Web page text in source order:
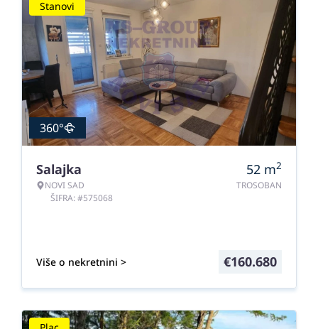
Stanovi
360°
Salajka
NOVI SAD
ŠIFRA: #575068
52 m2
TROSOBAN
Više o nekretnini > €160.680